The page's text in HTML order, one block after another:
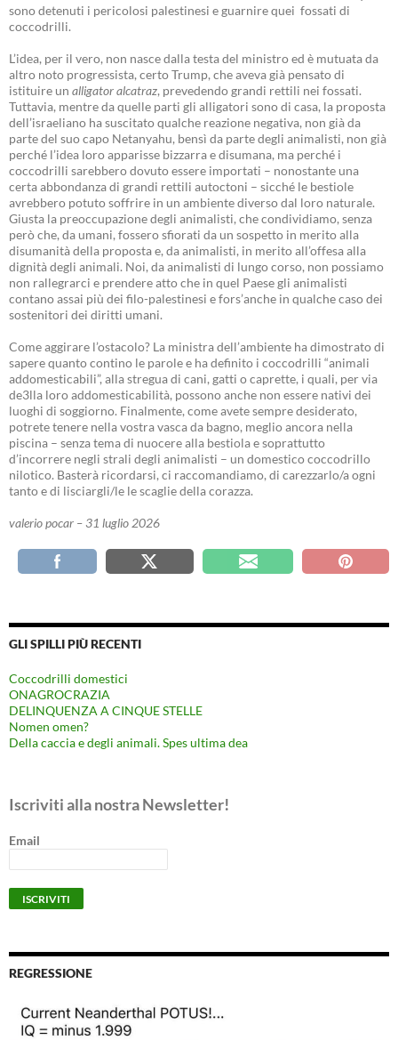
sono detenuti i pericolosi palestinesi e guarnire quei fossati di
coccodrilli.
L’idea, per il vero, non nasce dalla testa del ministro ed è mutuata da
altro noto progressista, certo Trump, che aveva già pensato di
istituire un alligator alcatraz, prevedendo grandi rettili nei fossati.
Tuttavia, mentre da quelle parti gli alligatori sono di casa, la proposta
dell’israeliano ha suscitato qualche reazione negativa, non già da
parte del suo capo Netanyahu, bensì da parte degli animalisti, non già
perché l’idea loro apparisse bizzarra e disumana, ma perché i
coccodrilli sarebbero dovuto essere importati – nonostante una
certa abbondanza di grandi rettili autoctoni – sicché le bestiole
avrebbero potuto soffrire in un ambiente diverso dal loro naturale.
Giusta la preoccupazione degli animalisti, che condividiamo, senza
però che, da umani, fossero sfiorati da un sospetto in merito alla
disumanità della proposta e, da animalisti, in merito all’offesa alla
dignità degli animali. Noi, da animalisti di lungo corso, non possiamo
non rallegrarci e prendere atto che in quel Paese gli animalisti
contano assai più dei filo-palestinesi e fors’anche in qualche caso dei
sostenitori dei diritti umani.
Come aggirare l’ostacolo? La ministra dell’ambiente ha dimostrato di
sapere quanto contino le parole e ha definito i coccodrilli “animali
addomesticabili”, alla stregua di cani, gatti o caprette, i quali, per via
de3lla loro addomesticabilità, possono anche non essere nativi dei
luoghi di soggiorno. Finalmente, come avete sempre desiderato,
potrete tenere nella vostra vasca da bagno, meglio ancora nella
piscina – senza tema di nuocere alla bestiola e soprattutto
d’incorrere negli strali degli animalisti – un domestico coccodrillo
nilotico. Basterà ricordarsi, ci raccomandiamo, di carezzarlo/a ogni
tanto e di lisciargli/le le scaglie della corazza.
valerio pocar – 31 luglio 2026
GLI SPILLI PIÙ RECENTI
Coccodrilli domestici
ONAGROCRAZIA
DELINQUENZA A CINQUE STELLE
Nomen omen?
Della caccia e degli animali. Spes ultima dea
Iscriviti alla nostra Newsletter!
Email
REGRESSIONE